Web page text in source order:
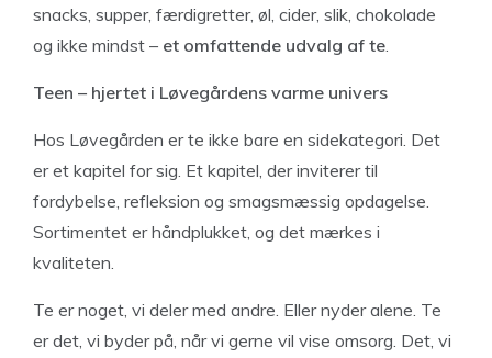
snacks, supper, færdigretter, øl, cider, slik, chokolade
og ikke mindst – et omfattende udvalg af te
Teen – hjertet i Løvegårdens varme univers
Hos Løvegården er te ikke bare en sidekategori. Det
er et kapitel for sig. Et kapitel, der inviterer til
fordybelse, refleksion og smagsmæssig opdagelse.
Sortimentet er håndplukket, og det mærkes i
kvaliteten.
Te er noget, vi deler med andre. Eller nyder alene. Te
er det, vi byder på, når vi gerne vil vise omsorg. Det, vi